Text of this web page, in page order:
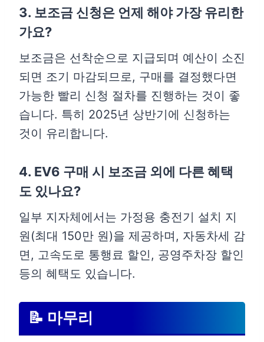
3. 보조금 신청은 언제 해야 가장 유리한
가요?
보조금은 선착순으로 지급되며 예산이 소진
되면 조기 마감되므로, 구매를 결정했다면
가능한 빨리 신청 절차를 진행하는 것이 좋
습니다. 특히 2025년 상반기에 신청하는
것이 유리합니다.
4. EV6 구매 시 보조금 외에 다른 혜택
도 있나요?
일부 지자체에서는 가정용 충전기 설치 지
원(최대 150만 원)을 제공하며, 자동차세 감
면, 고속도로 통행료 할인, 공영주차장 할인
등의 혜택도 있습니다.
📝 마무리